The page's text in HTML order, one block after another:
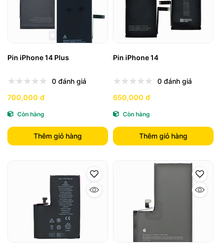
Pin iPhone 14 Plus
0 đánh giá
700,000 đ
Còn hàng
Thêm giỏ hàng
Pin iPhone 14
0 đánh giá
650,000 đ
Còn hàng
Thêm giỏ hàng